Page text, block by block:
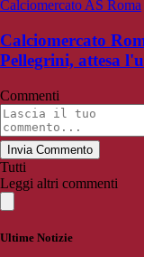
Calciomercato AS Roma
Calciomercato
Pellegrini, attesa
Commenti
Invia Commento
Tutti
Leggi altri commenti
Ultime Notizie